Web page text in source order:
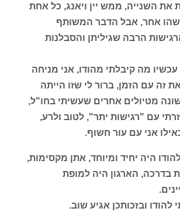
את השנייה, ממש יין ויאנג, כל אחת
אחר, אבל הדבר המשותף
הרבה שגיליתן והסבלנות
מה קיבלתי מהודו, אני מניחה
זה עם הזמן, ברור לי שזו הייתה
מטיולים אחרים שעשיתי בחו"ל,
עם "רגישות יתר", לטוב ולרע,
אני עם עור חשוף.
היה יחיד ומיוחד, אתן מקסימות,
בדרכה, הארגון היה למופת
להודו ובזכותכן אגיע שוב.